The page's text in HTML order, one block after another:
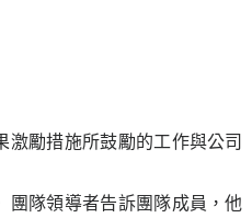
勵措施所鼓勵的工作與公司
團隊領導者告訴團隊成員，他